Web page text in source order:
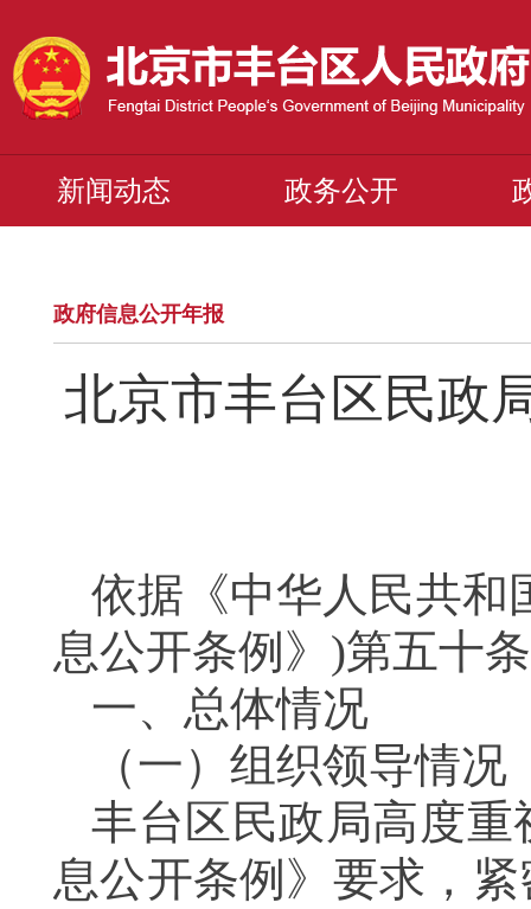
新闻动态 政务公开
政府信息公开年报
北京市丰台区民政
依据《中华人民共和
息公开条例》)第五十
一、总体情况
（一）组织领导情况
丰台区民政局高度
息公开条例》要求，